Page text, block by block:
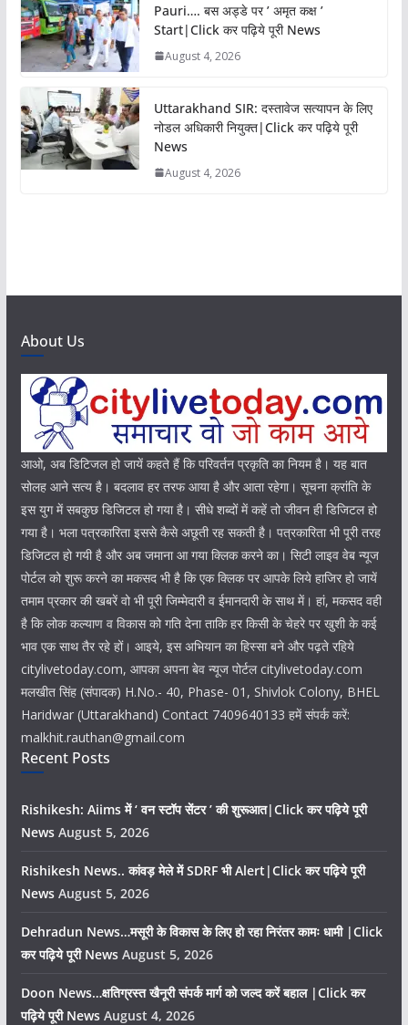
Pauri…. बस अड्डे पर ’ अमृत कक्ष ’
Start|Click कर पढ़िये पूरी News
August 4, 2026
Uttarakhand SIR: दस्तावेज सत्यापन के लिए
नोडल अधिकारी नियुक्त|Click कर पढ़िये पूरी
News
August 4, 2026
About Us
आओ, अब डिटिजल हो जायें कहते हैं कि परिवर्तन प्रकृति का नियम है। यह बात
सोलह आने सत्य है। बदलाव हर तरफ आया है और आता रहेगा। सूचना क्रांति के
इस युग में सबकुछ डिजिटल हो गया है। सीधे शब्दों में कहें तो जीवन ही डिजिटल हो
गया है। भला पत्रकारिता इससे कैसे अछूती रह सकती है। पत्रकारिता भी पूरी तरह
डिजिटल हो गयी है और अब जमाना आ गया क्लिक करने का। सिटी लाइव वेब न्यूज
पोर्टल को शुरू करने का मकसद भी है कि एक क्लिक पर आपके लिये हाजिर हो जायें
तमाम प्रकार की खबरें वो भी पूरी जिम्मेदारी व ईमानदारी के साथ में। हां, मकसद वही
है कि लोक कल्याण व विकास को गति देना ताकि हर किसी के चेहरे पर खुशी के कई
भाव एक साथ तैर रहे हों। आइये, इस अभियान का हिस्सा बने और पढ़ते रहिये
citylivetoday.com, आपका अपना बेव न्यूज पोर्टल citylivetoday.com
मलखीत सिंह (संपादक) H.No.- 40, Phase- 01, Shivlok Colony, BHEL
Haridwar (Uttarakhand) Contact 7409640133 हमें संपर्क करें:
malkhit.rauthan@gmail.com
Recent Posts
Rishikesh: Aiims में ‘ वन स्टॉप सेंटर ’ की शुरूआत|Click कर पढ़िये पूरी
News August 5, 2026
Rishikesh News.. कांवड़ मेले में SDRF भी Alert|Click कर पढ़िये पूरी
News August 5, 2026
Dehradun News…मसूरी के विकास के लिए हो रहा निरंतर कामः धामी |Click
कर पढ़िये पूरी News August 5, 2026
Doon News…क्षतिग्रस्त खैनूरी संपर्क मार्ग को जल्द करें बहाल |Click कर
पढ़िये पूरी News August 4, 2026